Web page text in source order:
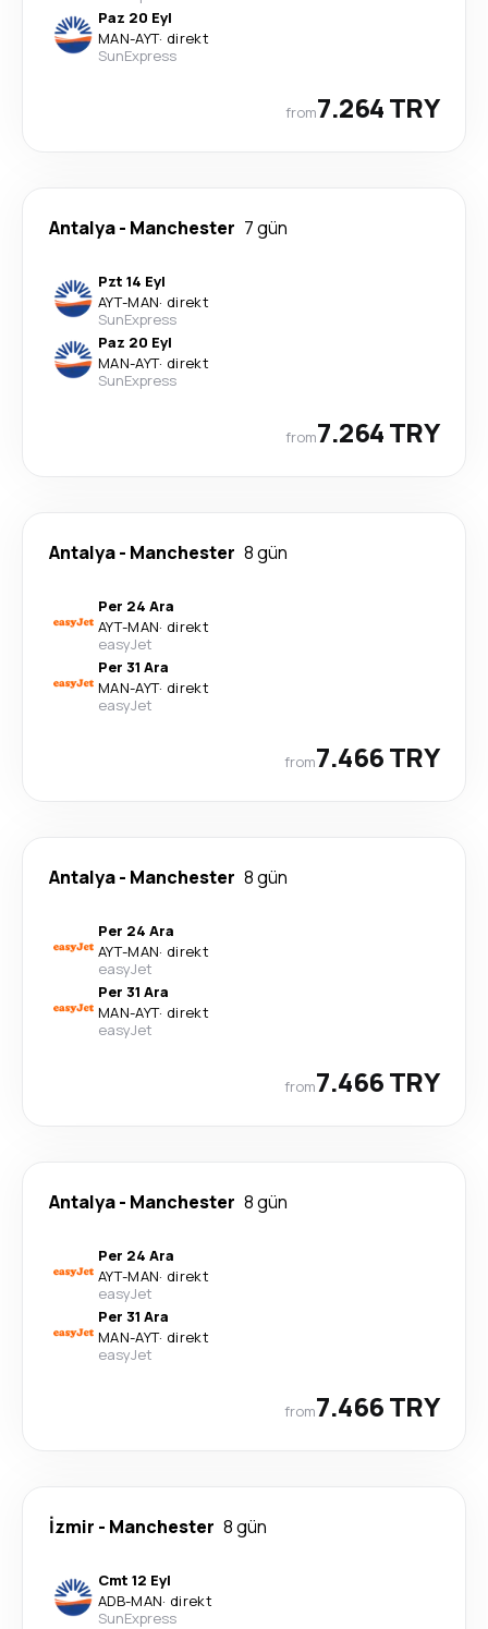
Paz 20 Eyl
MAN-AYT· direkt
SunExpress
from7.264 TRY
Antalya- Manchester 7 gün
Pzt 14 Eyl
AYT-MAN· direkt
SunExpress
Paz 20 Eyl
MAN-AYT· direkt
SunExpress
from7.264 TRY
Antalya- Manchester 8 gün
Per 24 Ara
AYT-MAN· direkt
easyJet
Per 31 Ara
MAN-AYT· direkt
easyJet
from7.466 TRY
Antalya- Manchester 8 gün
Per 24 Ara
AYT-MAN· direkt
easyJet
Per 31 Ara
MAN-AYT· direkt
easyJet
from7.466 TRY
Antalya- Manchester 8 gün
Per 24 Ara
AYT-MAN· direkt
easyJet
Per 31 Ara
MAN-AYT· direkt
easyJet
from7.466 TRY
İzmir - Manchester 8 gün
Cmt 12 Eyl
ADB-MAN· direkt
SunExpress